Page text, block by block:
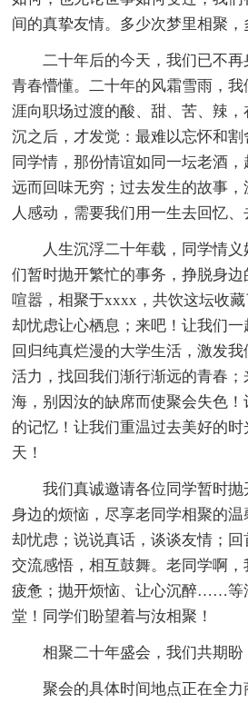
间的真挚友情。多少次梦里相聚，
二十年后的今天，我们已不再
青春懵懂。二十年的风霜雪雨，
涯向职场过渡的酸、甜、苦、辣
沉之后，才发觉：最难以忘怀和
同学情，那份情谊如同一坛老酒
远而回味无穷；过去发生的故事
人感动，需要我们用一生去回忆、
人生沉浮二十年载，同学情义
们暂时抛开繁忙的事务，挣脱身
喧嚣，相聚于xxxx，共饮这坛收
却忧虑让心栖息；来吧！让我们一
回归纯真烂漫的大学生活，激发
活力，找回我们渐行渐远的青春
海，别因汝的缺席而使聚会失色
的记忆！让我们重温过去美好的
天！
我们真诚邀请各位同学暂时抛
身边的烦恼，尽享老同学相聚的
却忧虑；说说真话，谈谈友情；回
交流感悟，相互鼓舞。老同学啊
疲惫；抛开烦恼、让心沉醉……等
堂！同学们盼望着与汝相聚！
相聚二十年盛会，我们共期盼
聚会的具体时间地点正在全力